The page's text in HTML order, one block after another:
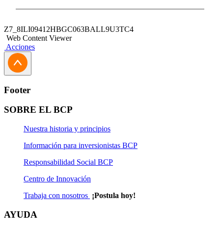
Z7_8ILI09412HBGC063BALL9U3TC4
Web Content Viewer
Acciones
Footer
SOBRE EL BCP
Nuestra historia y principios
Información para inversionistas BCP
Responsabilidad Social BCP
Centro de Innovación
Trabaja con nosotros ¡Postula hoy!
AYUDA